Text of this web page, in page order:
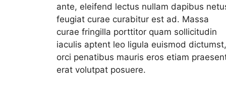
ante, eleifend lectus nullam dapibus
feugiat curae curabitur est ad. Massa
curae fringilla porttitor quam sollicitudin
iaculis aptent leo ligula euismod dictumst,
orci penatibus mauris eros etiam
erat volutpat posuere.